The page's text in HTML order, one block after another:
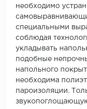
необходимо
специальными
соблюдая
укладывать
подобные
напольного
необходима
пароизоляции.